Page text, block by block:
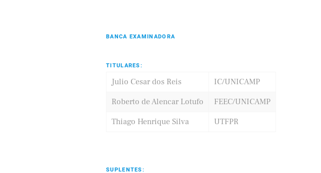
BANCA EXAMINADORA
TITULARES:
Julio Cesar dos Reis
IC/UNICAMP
Roberto de Alencar Lotufo
FEEC/UNICAMP
Thiago Henrique Silva
UTFPR
SUPLENTES: